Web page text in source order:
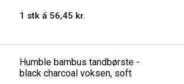
1 stk á 56,45 kr.
Humble bambus tandbørste -
black charcoal voksen, soft